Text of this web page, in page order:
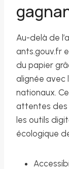
Au-delà de
ants.gouv.fr
du papier
alignée avec
nationaux.
attentes des
les outils
écologique